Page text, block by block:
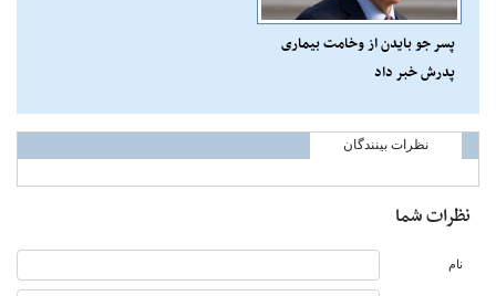
پسر جو بایدن از وخامت بیماری
پدرش خبر داد
نظرات بینندگان
نظرات شما
نام